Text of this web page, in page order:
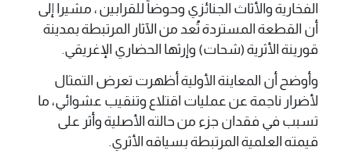
الفخارية والأثاث الجنائزي وحوضاً للقرابين ، مشيرا إلى
أن القطعة المستردة تُعد من الآثار المرتبطة بمدينة
قورينة الأثرية (شحات) وإرثها الحضاري الإغريقي.
وأوضح أن المعاينة الأولية أظهرت تعرض التمثال
لأضرار ناجمة عن عمليات اقتلاع وتنقيب عشوائي، ما
تسبب في فقدان جزء من حالته الأصلية وأثر على
قيمته العلمية المرتبطة بسياقه الأثري.